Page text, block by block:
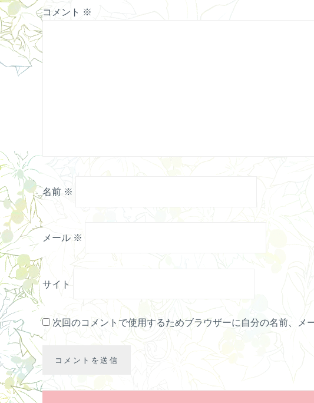
コメント ※
名前 ※
メール ※
サイト
次回のコメントで使用するためブラウザーに自分の名前、メ